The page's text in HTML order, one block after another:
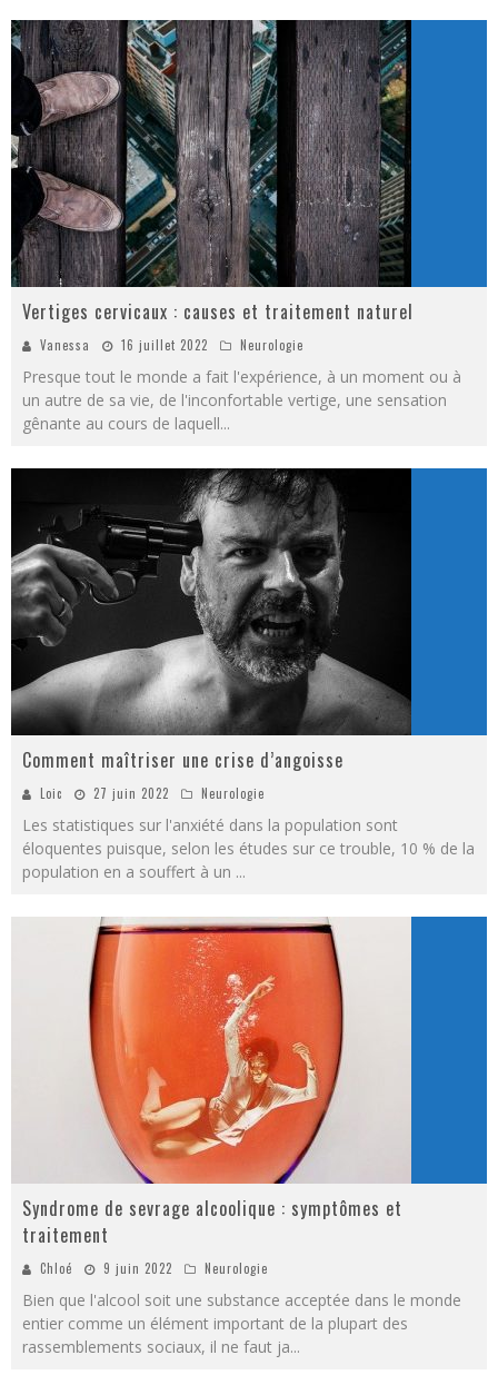
Vertiges cervicaux : causes et traitement naturel
Vanessa 16 juillet 2022 Neurologie
Presque tout le monde a fait l'expérience, à un moment ou à
un autre de sa vie, de l'inconfortable vertige, une sensation
gênante au cours de laquell...
Comment maîtriser une crise d’angoisse
Loic 27 juin 2022 Neurologie
Les statistiques sur l'anxiété dans la population sont
éloquentes puisque, selon les études sur ce trouble, 10 % de la
population en a souffert à un ...
Syndrome de sevrage alcoolique : symptômes et
traitement
Chloé 9 juin 2022 Neurologie
Bien que l'alcool soit une substance acceptée dans le monde
entier comme un élément important de la plupart des
rassemblements sociaux, il ne faut ja...